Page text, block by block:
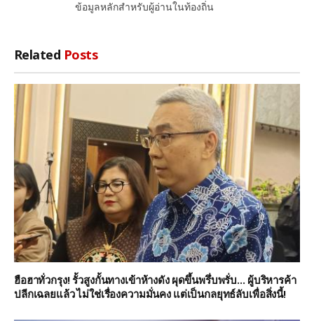
ข้อมูลหลักสำหรับผู้อ่านในท้องถิ่น
Related Posts
ฮือฮาทั่วกรุง! รั้วสูงกั้นทางเข้าห้างดัง ผุดขึ้นพรึ่บพรั่บ… ผู้บริหารค้า
ปลีกเฉลยแล้ว ไม่ใช่เรื่องความมั่นคง แต่เป็นกลยุทธ์ลับเพื่อสิ่งนี้!